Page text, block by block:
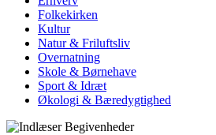
Folkekirken
Kultur
Natur & Friluftsliv
Overnatning
Skole & Børnehave
Sport & Idræt
Økologi & Bæredygtighed